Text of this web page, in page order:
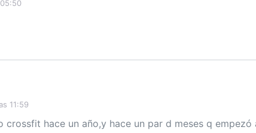
11:59
crossfit hace un año,y hace un par d meses q